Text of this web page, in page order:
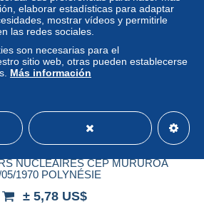
NUCLEAIRES CEP MURUROA
05/1970 POLYNÉSIE
± 5,78 US$
elaborar estadísticas para adaptar
mostrar vídeos y permitirle
las redes sociales.
son necesarias para el
sitio web, otras pueden establecerse
Más información